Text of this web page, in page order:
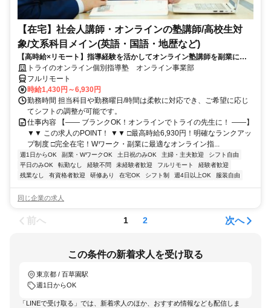
【在宅】社会人講師・オンラインの塾講師/高校生対
象/文系科目メイン(英語・国語・地歴など)
【高時給×リモート】指導経験を活かしてオンライン塾講師を副業に！
週1～OK！
トライのオンライン個別指導塾 オンライン事業部
フルリモート
時給1,430円～6,930円
勤務時間 担当科目や勤務曜日/時間は柔軟に対応でき、ご希望に応じ
てシフトの調整が可能です。
仕事内容 【―― ブランクOK！オンラインでトライの先生に！ ――】
▼▼ この求人のPOINT！ ▼▼ □最高時給6,930円！明確なランクアッ
プ制度 □完全在宅！Wワーク・副業に最適なオンライン指...
週1日からOK 副業・WワークOK 土日祝のみOK 主婦・主夫歓迎
シフト自由
平日のみOK
転勤なし 経験不問 未経験者歓迎 フルリモート
経験者歓迎
残業なし
有資格者歓迎 研修あり 在宅OK シフト制 週4日以上OK 服装自由
同じ企業の求人
前へ 1 2 次へ
この条件の新着求人を受け取る
東京都 / 百草園駅
週1日からOK
「LINEで受け取る」では、新着求人のほか、おすすめ情報なども配信しま